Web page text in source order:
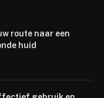
route naar een
huid